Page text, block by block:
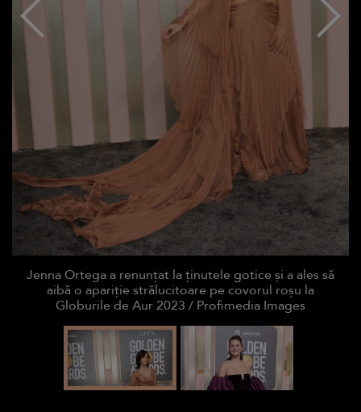
Jenna Ortega a renunțat la ținutele gotice și a ales să
aibă o apariție strălucitoare pe covorul roșu la
Globurile de Aur 2023 / Profimedia Images